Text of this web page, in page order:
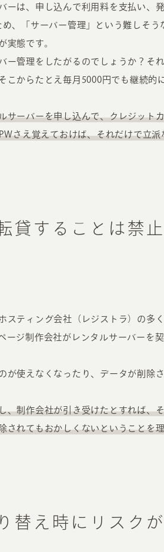
ーは、申し込んで利用料を支払い、
、「サーバー管理」という難しそう
実態です。
ー管理をしたがるのでしょうか？そ
こからたとえ毎月5000円でも継続的
サーバーを申し込んで、クレジット
さえ覚えておけば、それだけで立派
貸することは禁
スティング会社（レジストラ）の多
ージ制作会社がレンタルサーバーを
が使えなくなったり、データが削除
、制作会社が引き受けたとすれば、
されてもおかしくないということを
替え時にリスクが